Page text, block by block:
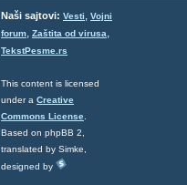
Naši sajtovi: Vesti, Vojni
forum, Zaštita od virusa,
TekstPesme.rs
This content is licensed
under a Creative
Commons License
Based on phpBB 2,
translated by Simke,
designed by